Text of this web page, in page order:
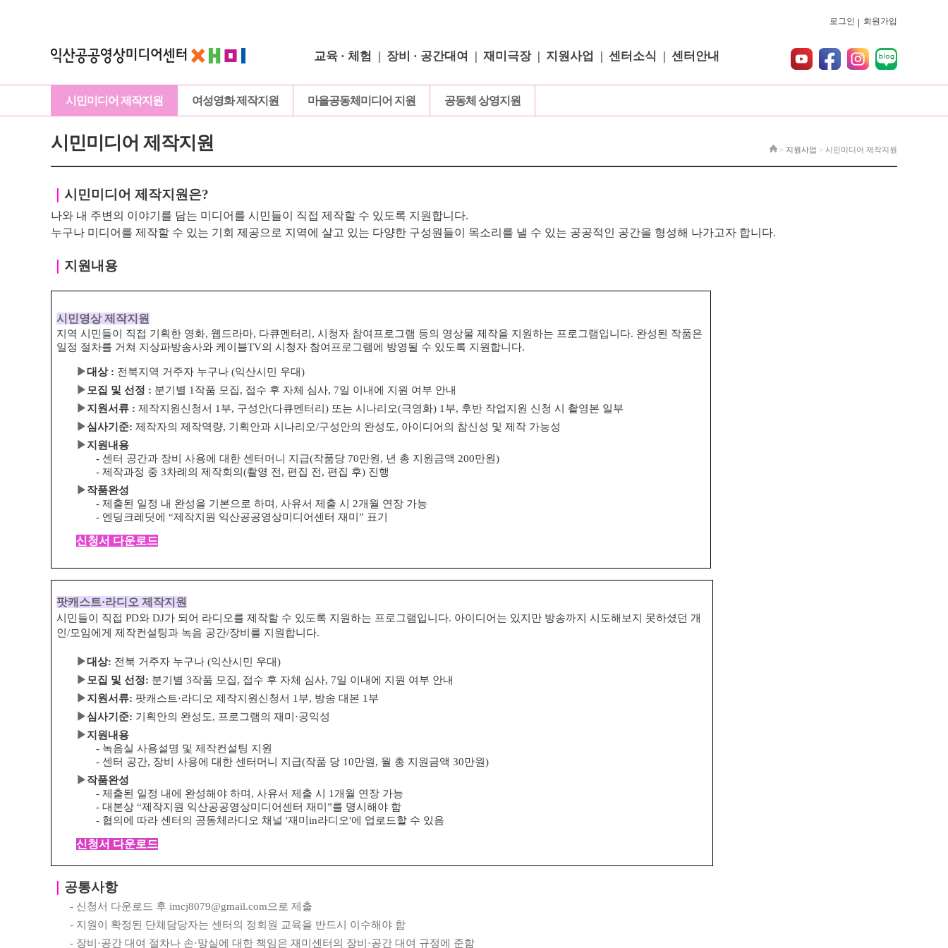
로그인 회원가입
교육 · 체험 장비 · 공간대여 재미극장 지원사업 센터소식 센터안내
시민미디어 제작지원 여성영화 제작지원 마을공동체미디어 지원 공동체 상영지원
시민미디어 제작지원 > 지원사업 > 시민미디어 제작지원
시민미디어 제작지원은?
나와 내 주변의 이야기를 담는 미디어를 시민들이 직접 제작할 수 있도록 지원합니다.
누구나 미디어를 제작할 수 있는 기회 제공으로 지역에 살고 있는 다양한 구성원들이 목소리를 낼 수 있는 공공적인 공간을 형성해 나가고자 합니다.
지원내용
시민영상 제작지원
지역 시민들이 직접 기획한 영화, 웹드라마, 다큐멘터리, 시청자 참여프로그램 등의 영상물 제작을 지원하는 프로그램입니다. 완성된 작품은
일정 절차를 거쳐 지상파방송사와 케이블TV의 시청자 참여프로그램에 방영될 수 있도록 지원합니다.
▶대상 : 전북지역 거주자 누구나 (익산시민 우대)
▶ 모집 및 선정 : 분기별 1 작품 모집, 접수 후 자체 심사, 7일 이내에 지원 여부 안내
▶지원서류 : 제작지원신청서 1 부, 구성안(다큐멘터리 ) 또는 시나리오(극영화) 1 부, 후반 작업지원 신청 시 촬영본 일부
▶심사기준: 제작자의 제작역량, 기획안과 시나리오/구성안의 완성도, 아이디어의 참신성 및 제작 가능성
▶지원내용
- 센터 공간과 장비 사용에 대한 센터머니 지급(작품당 70만원 , 년 총 지원금액 200만원)
- 제작과정 중 3차례의 제작회의 (촬영 전 , 편집 전 , 편집 후) 진행
▶작품완성
- 제출된 일정 내 완성을 기본으로 하며 , 사유서 제출 시 2개월 연장 가능
- 엔딩크레딧에 “제작지원 익산공공영상미디어센터 재미 ” 표기
신청서 다운로드
팟캐스트·라디오 제작지원
시민들이 직접 PD와 DJ가 되어 라디오를 제작할 수 있도록 지원하는 프로그램입니다. 아이디어는 있지만 방송까지 시도해보지 못하셨던 개
인 /모임에게 제작컨설팅과 녹음 공간/장비를 지원합니다.
▶대상: 전북 거주자 누구나 (익산시민 우대)
▶ 모집 및 선정: 분기별 3작품 모집, 접수 후 자체 심사, 7일 이내에 지원 여부 안내
▶지원서류: 팟캐스트·라디오 제작지원신청서 1 부, 방송 대본 1 부
▶심사기준: 기획안의 완성도, 프로그램의 재미 ·공익성
▶지원내용
- 녹음실 사용설명 및 제작컨설팅 지원
- 센터 공간, 장비 사용에 대한 센터머니 지급(작품 당 10만원 , 월 총 지원금액 30만원)
▶작품완성
- 제출된 일정 내에 완성해야 하며 , 사유서 제출 시 1 개월 연장 가능
- 대본상 “제작지원 익산공공영상미디어센터 재미 ”를 명시해야 함
- 협의에 따라 센터의 공동체라디오 채널 '재미 in라디오'에 업로드할 수 있음
신청서 다운로드
공통사항
- 신청서 다운로드 후 imcj8079@gmail.com으로 제출
- 지원이 확정된 단체담당자는 센터의 정회원 교육을 반드시 이수해야 함
- 장비 ·공간 대여 절차나 손·망실에 대한 책임은 재미센터의 장비 ·공간 대여 규정에 준함